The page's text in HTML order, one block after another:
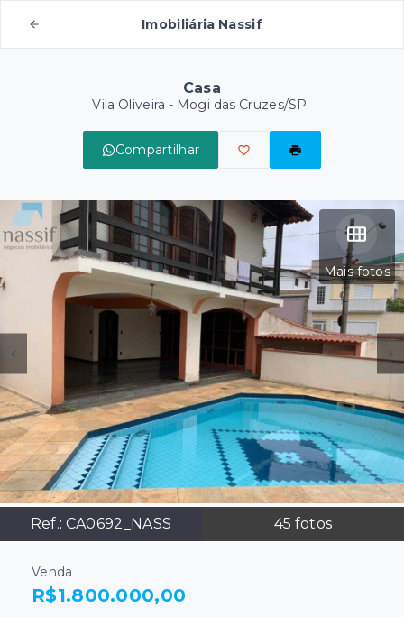
Imobiliária Nassif
Casa
Vila Oliveira - Mogi das Cruzes/SP
Compartilhar
Mais fotos
Ref.: CA0692_NASS 45 fotos
Venda
R$1.800.000,00